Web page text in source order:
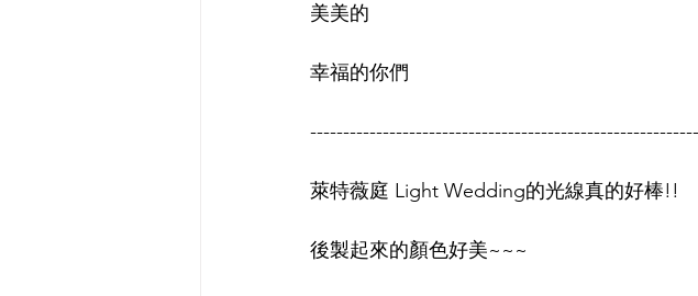
美美的
幸福的你們
萊特薇庭 Light Wedding的光線真的好棒!!
後製起來的顏色好美~~~